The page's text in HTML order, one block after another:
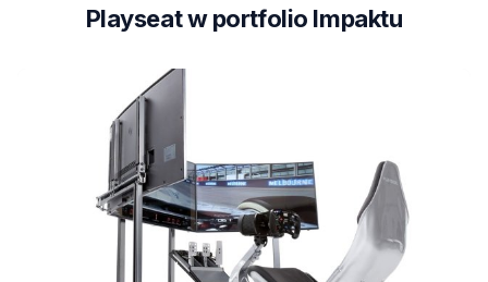
Playseat w portfolio Impaktu